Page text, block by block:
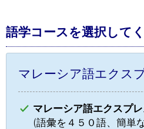
語学コースを選択してく
マレーシア語エクス
マレーシア語エクスプ
(語彙を４５０語、簡単